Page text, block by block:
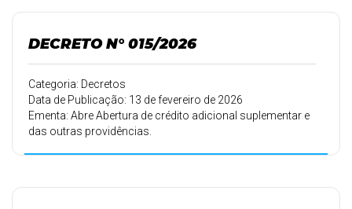
DECRETO N° 015/2026
Categoria: Decretos
Data de Publicação: 13 de fevereiro de 2026
Ementa: Abre Abertura de crédito adicional suplementar e
das outras providências.